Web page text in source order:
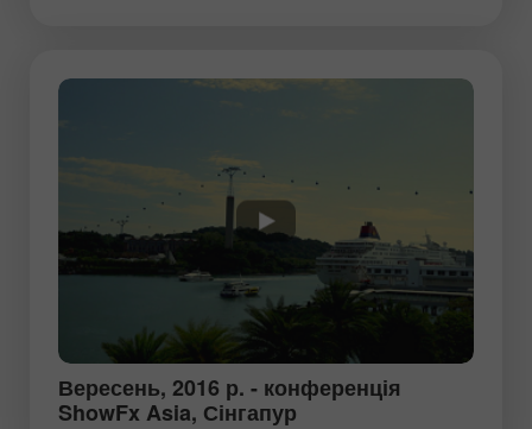
Вересень, 2016 р. - конференція
ShowFx Asia, Сінгапур